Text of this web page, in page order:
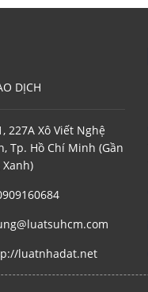
DỊCH
227A Xô Viết Nghệ
Tp. Hồ Chí Minh (Gần
luatnhadat.net